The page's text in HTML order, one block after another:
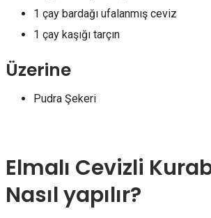
1 çay bardağı ufalanmış ceviz
1 çay kaşığı tarçın
Üzerine
Pudra Şekeri
Elmalı Cevizli
Nasıl yapılır?